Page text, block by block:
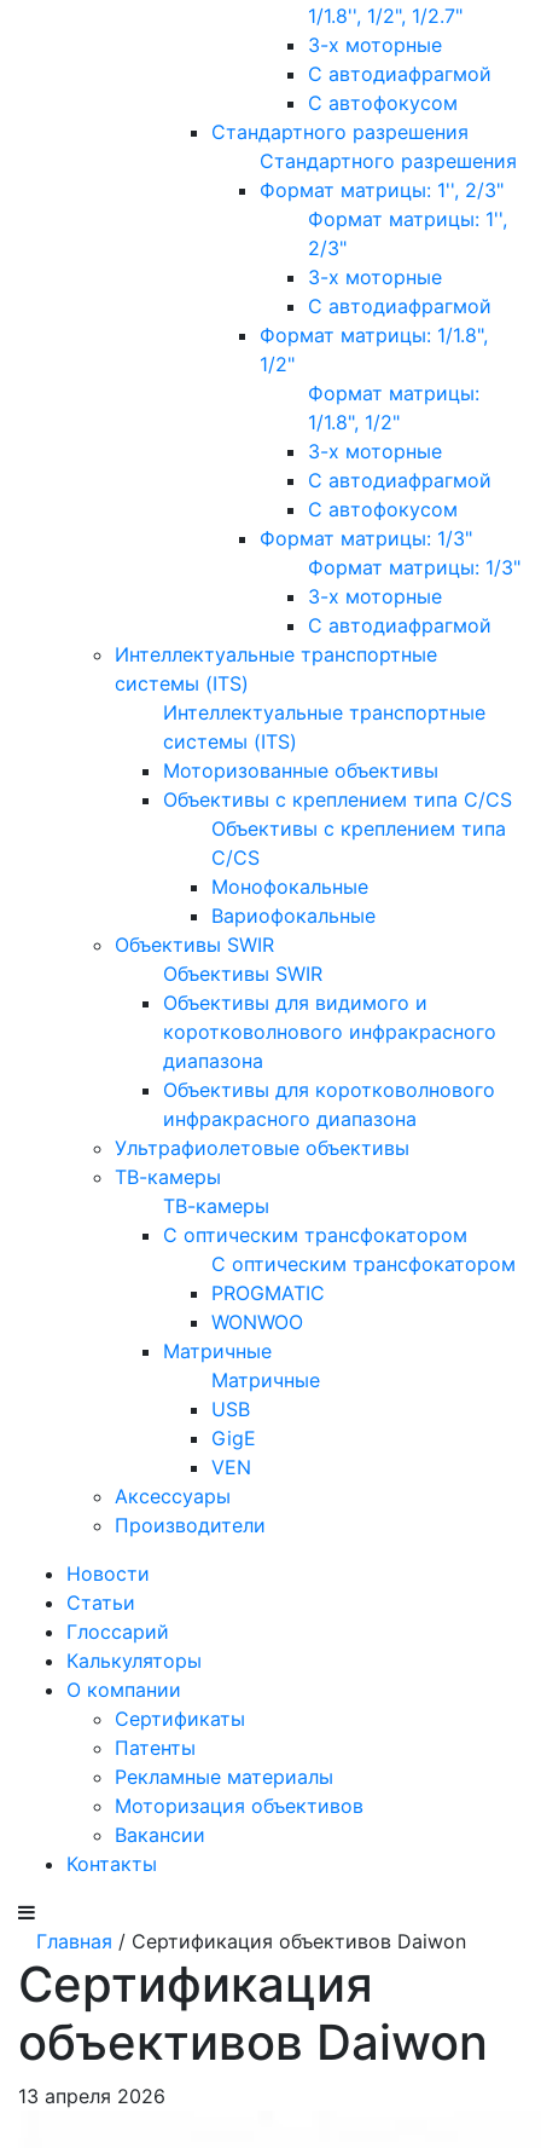
1/1.8'', 1/2", 1/2.7"
3-х моторные
С автодиафрагмой
С автофокусом
Стандартного разрешения
Стандартного разрешения
Формат матрицы: 1'', 2/3"
Формат матрицы: 1'',
2/3"
3-х моторные
С автодиафрагмой
Формат матрицы: 1/1.8",
1/2"
Формат матрицы:
1/1.8", 1/2"
3-х моторные
С автодиафрагмой
С автофокусом
Формат матрицы: 1/3"
Формат матрицы: 1/3"
3-х моторные
С автодиафрагмой
Интеллектуальные транспортные
системы (ITS)
Интеллектуальные транспортные
системы (ITS)
Моторизованные объективы
Объективы с креплением типа C/CS
Объективы с креплением типа
C/CS
Монофокальные
Вариофокальные
Объективы SWIR
Объективы SWIR
Объективы для видимого и
коротковолнового инфракрасного
диапазона
Объективы для коротковолнового
инфракрасного диапазона
Ультрафиолетовые объективы
ТВ-камеры
ТВ-камеры
С оптическим трансфокатором
С оптическим трансфокатором
PROGMATIC
WONWOO
Матричные
Матричные
USB
GigE
VEN
Аксессуары
Производители
Новости
Статьи
Глоссарий
Калькуляторы
О компании
Сертификаты
Патенты
Рекламные материалы
Моторизация объективов
Вакансии
Контакты
Главная / Сертификация объективов Daiwon
Сертификация
объективов Daiwon
13 апреля 2026